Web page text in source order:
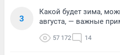
3
Какой будет зима,
августа, — важные
57 172 14